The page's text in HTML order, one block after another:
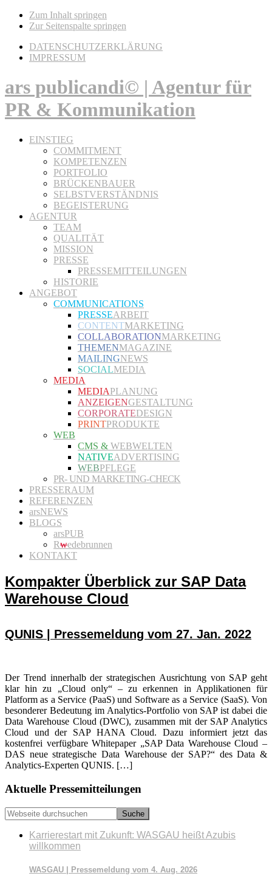
Zum Inhalt springen
Zur Seitenspalte springen
DATENSCHUTZERKLÄRUNG
IMPRESSUM
ars publicandi© | Agentur für
PR & Kommunikation
EINSTIEG
COMMITMENT
KOMPETENZEN
PORTFOLIO
BRÜCKENBAUER
SELBSTVERSTÄNDNIS
BEGEISTERUNG
AGENTUR
TEAM
QUALITÄT
MISSION
PRESSE
PRESSEMITTEILUNGEN
HISTORIE
ANGEBOT
COMMUNICATIONS
PRESSEARBEIT
CONTENTMARKETING
COLLABORATIONMARKETING
THEMENMAGAZINE
MAILINGNEWS
SOCIALMEDIA
MEDIA
MEDIAPLANUNG
ANZEIGENGESTALTUNG
CORPORATEDESIGN
PRINTPRODUKTE
WEB
CMS & WEBWELTEN
NATIVEADVERTISING
WEBPFLEGE
PR- UND MARKETING-CHECK
PRESSERAUM
REFERENZEN
arsNEWS
BLOGS
arsPUB
Rwedebrunnen
KONTAKT
Kompakter Überblick zur SAP Data
Warehouse Cloud
QUNIS | Pressemeldung vom 27. Jan. 2022
Der Trend innerhalb der strategischen Ausrichtung von SAP geht
klar hin zu „Cloud only“ – zu erkennen in Applikationen für
Platform as a Service (PaaS) und Software as a Service (SaaS). Von
besonderer Bedeutung im Analytics-Portfolio von SAP ist dabei die
Data Warehouse Cloud (DWC), zusammen mit der SAP Analytics
Cloud und der SAP HANA Cloud. Dazu informiert jetzt das
kostenfrei verfügbare Whitepaper „SAP Data Warehouse Cloud –
DAS neue strategische Data Warehouse der SAP?“ des Data &
Analytics-Experten QUNIS. […]
Seitenspalte
Aktuelle Pressemitteilungen
Webseite
durchsuchen
Karrierestart mit Zukunft: WASGAU heißt Azubis
willkommen
WASGAU | Pressemeldung vom 4. Aug. 2026